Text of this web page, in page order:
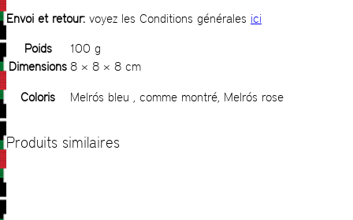
Envoi et retour: voyez les Conditions générales ici
Poids
100 g
Dimensions 8 × 8 × 8 cm
Coloris Melrós bleu , comme montré, Melrós rose
Produits similaires